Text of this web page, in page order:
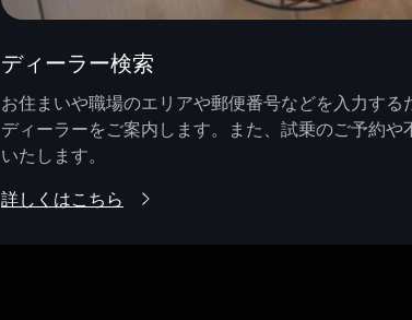
ディーラー検索
お住まいや職場のエリアや郵便番号などを入力す
ディーラーをご案内します。また、試乗のご予約や
いたします。
詳しくはこちら